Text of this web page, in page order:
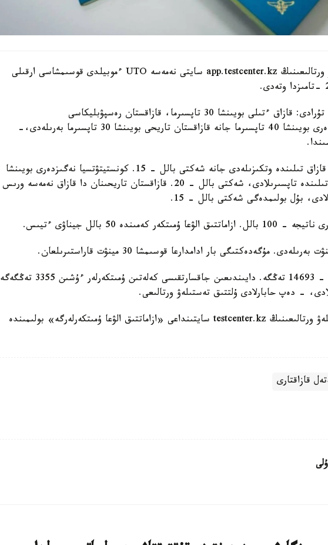
ءوتىنىشتى ۇلتتىق تەستىلەۋ ورتالىعىنىڭ app.testcenter.kz سايتى نەمەسە UTO ءموبيلدى قوسىمشاسى ارقىلى
- تەستىلەۋ ءۇش بولىمنەن تۇرادى: قازاق ءتىلى بويىنشا 30 تاپسىرما، قازاقستان رەسپۋبليكاسى
كونستيتۋتسياسىنىڭ نەگىزدەرى بويىنشا 40 تاپسىرما جانە قازاقستان تاريحى بويىنشا 30 تاپسىرما بەرىلەدى،-
قازاق ءتىلى بويىنشا تەست قازاق تىلىندە وتكىزىلەدى جانە شەكتى بالل - 15. كونستيتۋتسيا نەگىزدەرى بويىنشا
تەست قازاق نەمەسە ورىس تىلىندە تاپسىرىلادى، شەكتى بالل - 20. قازاقستان تاريحىنان دا قازاق نەمەسە ورىس
بۇل بولىمدەگى شەكتى بالل - 15.
50 بالل جيناۋى ءتيىس.
- تەستىلەۋگە قاتىسۋ قۇنى - 14693 تەڭگە. دايىندىعىن جاقسارتقىسى كەلەتىن ۇمىتكەرلەر ءۇشىن 3355 تەڭگەگە
- دەپ حابارلادى ۇلتتىق تەستىلەۋ ورتالىعى.
تولىق اقپارات ۇلتتىق تەستىلەۋ ورتالىعىنىڭ testcenter.kz سايتىنداعى «ازاماتتىق الۋعا ۇمىتكەرلەرگە» بولىمىندە
قازاقتارى